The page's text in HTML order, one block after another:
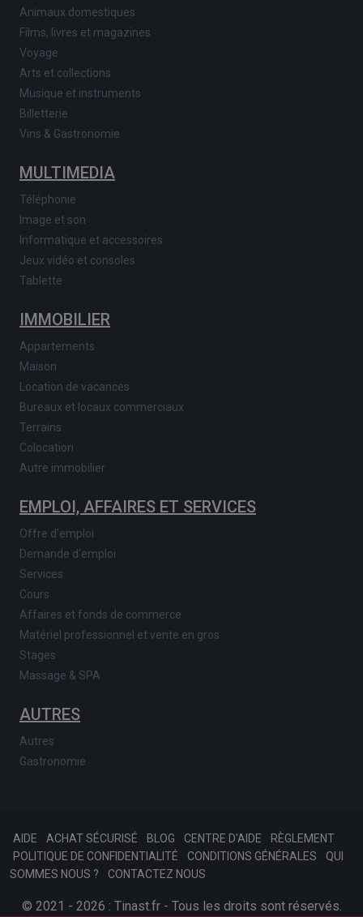
Animaux domestiques
Films, livres et magazines
Voyage
Arts et collections
Musique et instruments
Billetterie
Vins & Gastronomie
MULTIMEDIA
Téléphonie
Image et son
Informatique et accessoires
Jeux vidéo et consoles
Tablette
IMMOBILIER
Appartements
Maison
Location de vacances
Bureaux et locaux commerciaux
Terrains
Colocation
Autre immobilier
EMPLOI, AFFAIRES ET SERVICES
Offre d'emploi
Demande d'emploi
Services
Cours
Affaires et fonds de commerce
Matériel professionnel et vente en gros
Stages
Massage & SPA
AUTRES
Autres
Gastronomie
AIDE ACHAT SÉCURISÉ BLOG CENTRE D'AIDE
RÈGLEMENT
POLITIQUE DE CONFIDENTIALITÉ
CONDITIONS GÉNÉRALES
QUI
SOMMES NOUS ?
CONTACTEZ NOUS
© 2021 - 2026 : Tinast.fr - Tous les droits sont réservés.